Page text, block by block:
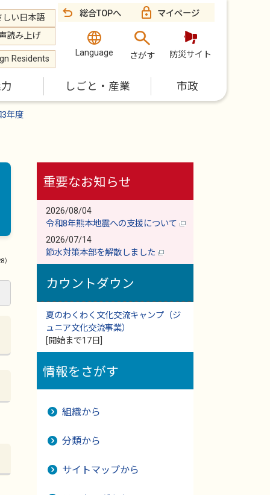
しい日本語
読み上げ
Residents
総合TOPへ マイページ
Language さがす 防災サイト
しごと・産業 市政
年度
重要なお知らせ
2026/08/04
令和8年熊本地震への支援について
2026/07/14
節水対策本部を解散しました
カウントダウン
夏のわくわく文化交流キャンプ（ジ
ュニア文化交流事業）
[開始まで17日]
情報をさがす
組織から
分類から
サイトマップから